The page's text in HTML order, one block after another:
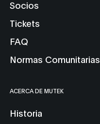
Socios
Tickets
FAQ
Normas Comunitarias
ACERCA DE MUTEK
Historia